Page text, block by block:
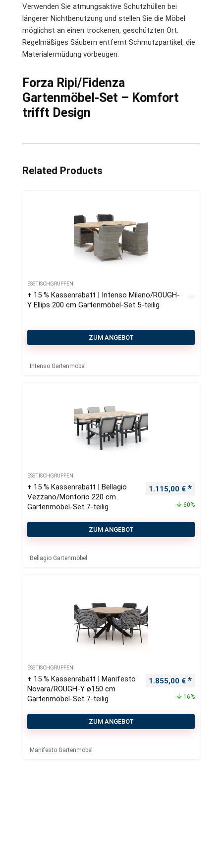
Verwenden Sie atmungsaktive Schutzhüllen bei
längerer Nichtbenutzung und stellen Sie die Möbel
möglichst an einen trockenen, geschützten Ort.
Regelmäßiges Säubern entfernt Schmutzpartikel, die
Materialermüdung vorbeugen.
Forza Ripi/Fidenza
Gartenmöbel-Set – Komfort
trifft Design
Related Products
ESSTISCHGRUPPEN
+ 15 % Kassenrabatt | Intenso Milano/ROUGH-
Y Ellips 200 cm Gartenmӧbel-Set 5-teilig
ZUM ANGEBOT
Intenso Gartenmöbel
ESSTISCHGRUPPEN
+ 15 % Kassenrabatt | Bellagio
Vezzano/Montorio 220 cm
Gartenmöbel-Set 7-teilig
Ursprünglicher
1.115,00 €
60%
ZUM ANGEBOT
Bellagio Gartenmöbel
ESSTISCHGRUPPEN
+ 15 % Kassenrabatt | Manifesto
Novara/ROUGH-Y ø150 cm
Gartenmöbel-Set 7-teilig
Ursprünglicher
1.855,00 €
16%
ZUM ANGEBOT
Manifesto Gartenmöbel